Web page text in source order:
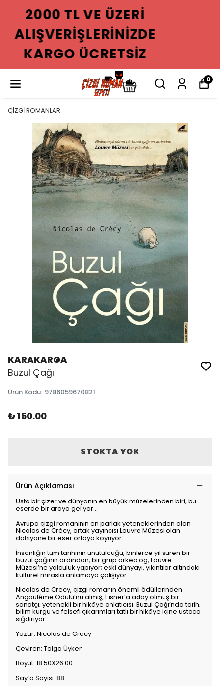
2000 TL VE ÜZERI
ALIŞVERIŞLERINIZDE
KARGO ÜCRETSIZ
0
ÇİZGİ ROMANLAR
KARAKARGA
Buzul Çağı
Ürün Kodu: 9786059670821
₺ 150.00
STOKTA YOK
Ürün Açıklaması
Usta bir çizer ve dünyanın en büyük müzelerinden biri, bu
eserde bir araya geliyor...
Avrupa çizgi romanının en parlak yeteneklerinden olan
Nicolas de Crécy, ortak yayıncısı Louvre Müzesi olan
dahiyane bir eser ortaya koyuyor.
İnsanlığın tüm tarihinin unutulduğu, binlerce yıl süren bir
buzul çağının ardından, bir grup arkeolog, Louvre
Müzesi’ne yolculuk yapıyor; eski dünyayı, yıkıntılar altındaki
kültürel mirasla anlamaya çalışıyor.
Nicolas de Crecy, çizgi romanın önemli ödüllerinden
Angoulême Ödülü’nü almış, Eisner’a aday olmuş bir
sanatçı; yetenekli bir hikâye anlatıcısı. Buzul Çağı’nda tarih,
bilim kurgu ve felsefi çıkarımları tatlı bir hikâye içine ustaca
sığdırıyor.
Yazar: Nicolas de Crecy
Çeviren: Tolga Üyken
Boyut: 18.50X26.00
Sayfa Sayısı: 88